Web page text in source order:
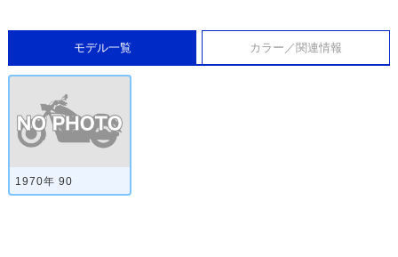
モデル一覧 カラー／関連情報
1970年 90